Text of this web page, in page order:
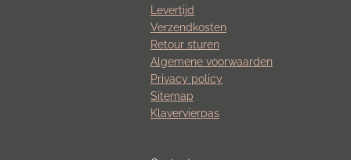
Levertijd
Verzendkosten
Retour sturen
Algemene voorwaarden
Privacy policy
Sitemap
Klavervierpas